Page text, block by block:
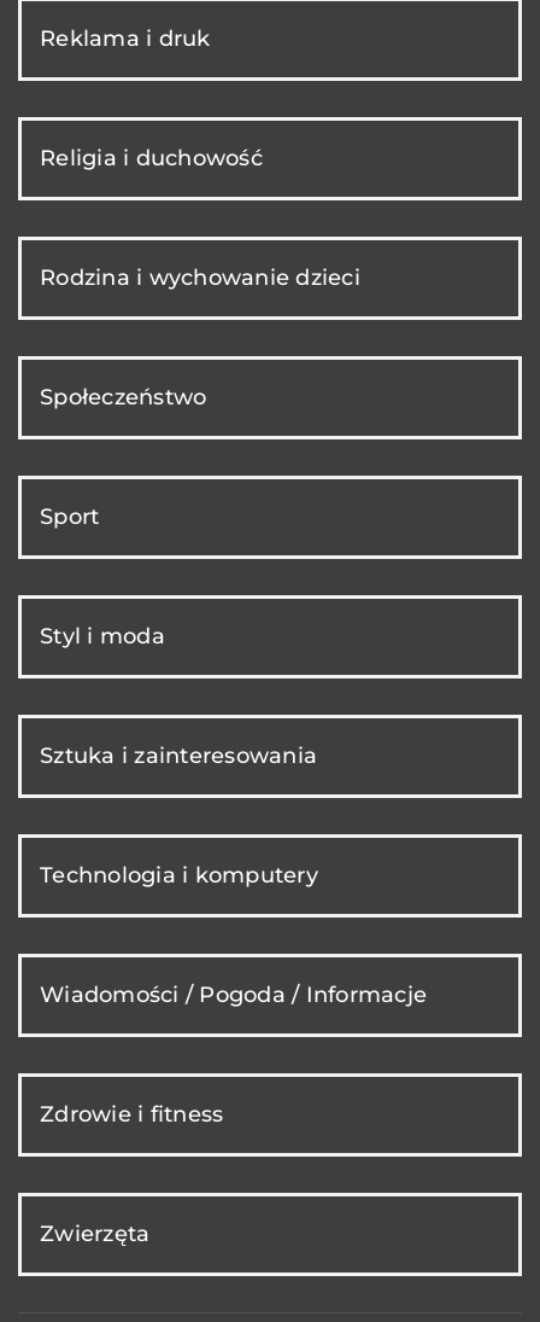
Reklama i druk
Religia i duchowość
Rodzina i wychowanie dzieci
Społeczeństwo
Sport
Styl i moda
Sztuka i zainteresowania
Technologia i komputery
Wiadomości / Pogoda / Informacje
Zdrowie i fitness
Zwierzęta